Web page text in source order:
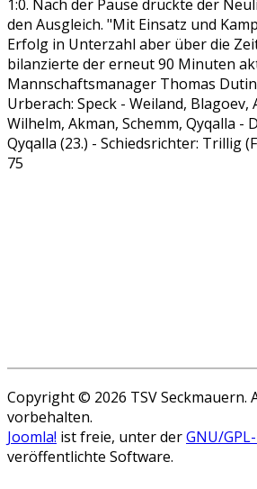
1:0. Nach der Pause drückte der
den Ausgleich. "Mit Einsatz und
Erfolg in Unterzahl aber über die
bilanzierte der erneut 90 Minuten
Mannschaftsmanager Thomas
Urberach: Speck - Weiland,
Wilhelm, Akman, Schemm, Qyqalla -
Qyqalla (23.) - Schiedsrichter: Trillig
75
Copyright © 2026 TSV Seckmauern.
vorbehalten.
Joomla! ist freie, unter derGNU/
veröffentlichte Software.